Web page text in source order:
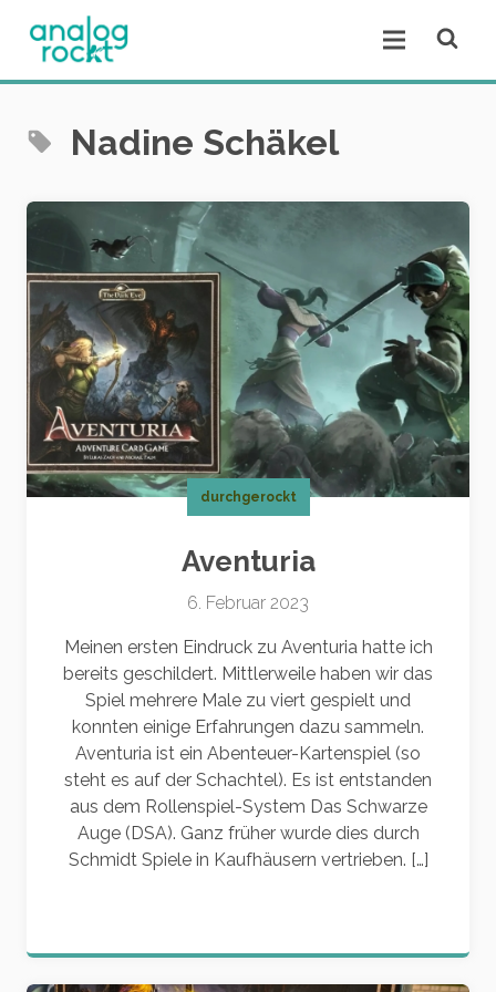
Open menu.
Open
Nadine Schäkel
durchgerockt
Aventuria
6. Februar 2023
Meinen ersten Eindruck zu Aventuria hatte ich
bereits geschildert. Mittlerweile haben wir das
Spiel mehrere Male zu viert gespielt und
konnten einige Erfahrungen dazu sammeln.
Aventuria ist ein Abenteuer-Kartenspiel (so
steht es auf der Schachtel). Es ist entstanden
aus dem Rollenspiel-System Das Schwarze
Auge (DSA). Ganz früher wurde dies durch
Schmidt Spiele in Kaufhäusern vertrieben. […]